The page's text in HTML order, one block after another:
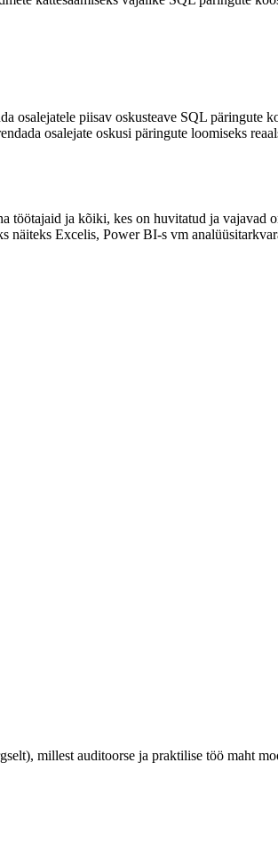
piisav oskusteave SQL päringute
osalejate oskusi päringute loomiseks
ja kõiki, kes on huvitatud ja vajavad
näiteks Excelis, Power BI-s vm
millest auditoorse ja praktilise töö maht